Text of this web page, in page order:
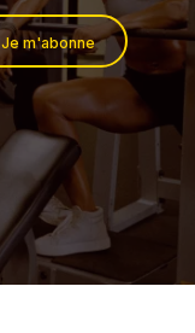
Je m'abonne